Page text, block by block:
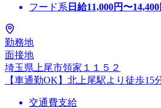
フード系 日給11,000円〜14,400
勤務地
面接地
埼玉県上尾市領家１１５２
【車通勤OK】北上尾駅より徒歩15
交通費支給